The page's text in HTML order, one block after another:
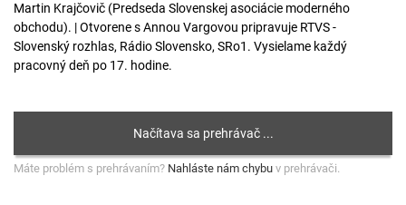
Martin Krajčovič (Predseda Slovenskej asociácie moderného
obchodu). | Otvorene s Annou Vargovou pripravuje RTVS -
Slovenský rozhlas, Rádio Slovensko, SRo1. Vysielame každý
pracovný deň po 17. hodine.
Máte problém s prehrávaním? Nahláste nám chybu v prehrávači.